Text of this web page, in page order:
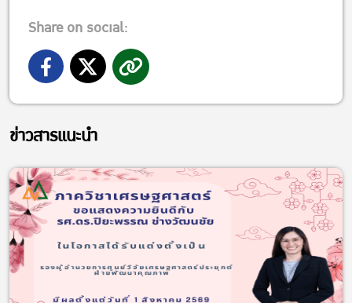
Share on social:
ข่าวสารแนะนำ